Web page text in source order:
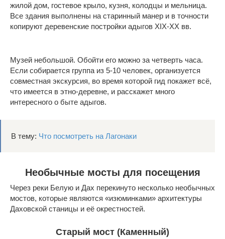
жилой дом, гостевое крыло, кузня, колодцы и мельница.
Все здания выполнены на старинный манер и в точности
копируют деревенские постройки адыгов XIX-XX вв.
Музей небольшой. Обойти его можно за четверть часа.
Если собирается группа из 5-10 человек, организуется
совместная экскурсия, во время которой гид покажет всё,
что имеется в этно-деревне, и расскажет много
интересного о быте адыгов.
В тему: Что посмотреть на Лагонаки
Необычные мосты для посещения
Через реки Белую и Дах перекинуто несколько необычных
мостов, которые являются «изюминками» архитектуры
Даховской станицы и её окрестностей.
Старый мост (Каменный)